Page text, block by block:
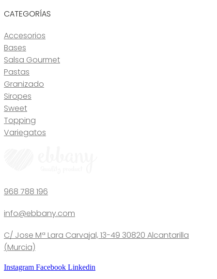
CATEGORÍAS
Accesorios
Bases
Salsa Gourmet
Pastas
Granizado
Siropes
Sweet
Topping
Variegatos
968 788 196
info@ebbany.com
C/ Jose Mª Lara Carvajal, 13-49 30820 Alcantarilla
(Murcia)
Instagram Facebook Linkedin